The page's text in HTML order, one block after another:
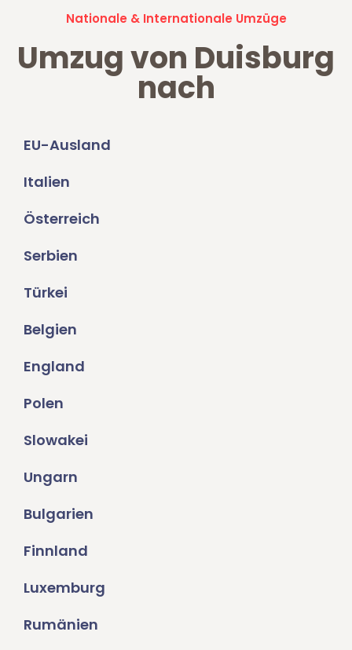
Nationale & Internationale Umzüge
Umzug von Duisburg
nach
EU-Ausland
Italien
Österreich
Serbien
Türkei
Belgien
England
Polen
Slowakei
Ungarn
Bulgarien
Finnland
Luxemburg
Rumänien